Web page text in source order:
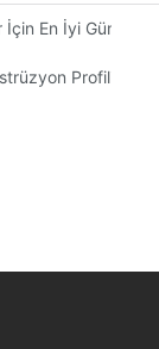
İçin En İyi Güneş
Profili Nedir?